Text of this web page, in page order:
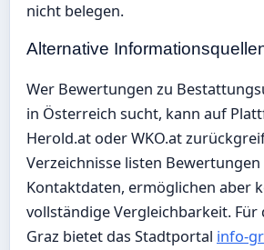
nicht belegen.
Alternative
Wer Bewertungen zu
in Österreich sucht, kann auf
Herold.at oder WKO.at
Verzeichnisse listen Bewertungen
Kontaktdaten, ermöglichen aber
vollständige Vergleichbarkeit. Für
Graz bietet das Stadtportal info-